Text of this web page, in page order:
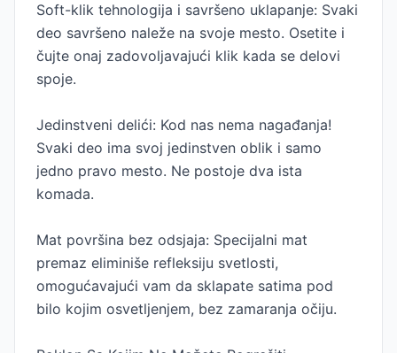
Soft-klik tehnologija i savršeno uklapanje: Svaki
deo savršeno naleže na svoje mesto. Osetite i
čujte onaj zadovoljavajući klik kada se delovi
spoje.
Jedinstveni delići: Kod nas nema nagađanja!
Svaki deo ima svoj jedinstven oblik i samo
jedno pravo mesto. Ne postoje dva ista
komada.
Mat površina bez odsjaja: Specijalni mat
premaz eliminiše refleksiju svetlosti,
omogućavajući vam da sklapate satima pod
bilo kojim osvetljenjem, bez zamaranja očiju.